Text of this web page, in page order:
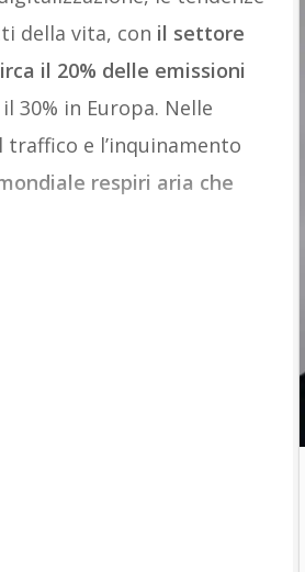
della vita, con il settore
il 20% delle emissioni
30% in Europa. Nelle
e l’inquinamento
respiri aria che